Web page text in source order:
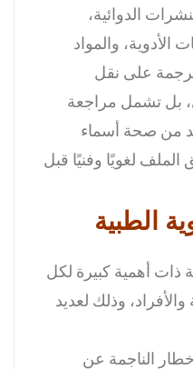
الدوائية،
الأدوية، والمواد
على نقل
بل تشمل مراجعة
من صحة أسماء
الملف لغويًا وفنيًا قبل
الطبية
ذات أهمية كبيرة لكل
وذلك لعديد
الناجمة عن